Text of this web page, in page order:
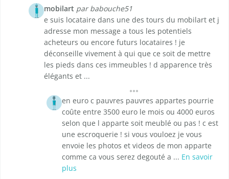
mobilart par babouche51
e suis locataire dans une des tours du mobilart et j
adresse mon message a tous les potentiels
acheteurs ou encore futurs locataires ! je
déconseille vivement à qui que ce soit de mettre
les pieds dans ces immeubles ! d apparence très
élégants et ...
en euro c pauvres pauvres appartes pourrie
coûte entre 3500 euro le mois ou 4000 euros
selon que l apparte soit meublé ou pas ! c est
une escroquerie ! si vous vouloez je vous
envoie les photos et videos de mon apparte
comme ca vous serez degouté a ... En savoir
plus